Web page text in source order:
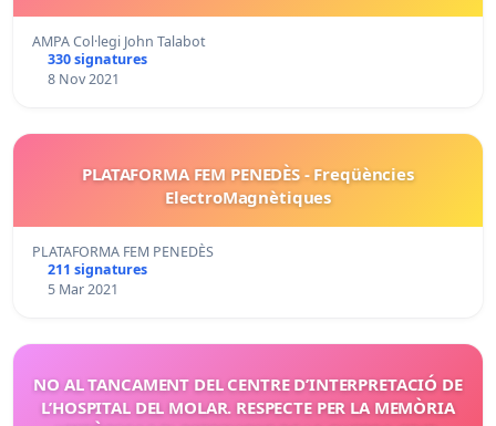
AMPA Col·legi John Talabot
330 signatures
8 Nov 2021
PLATAFORMA FEM PENEDÈS - Freqüències
ElectroMagnètiques
PLATAFORMA FEM PENEDÈS
211 signatures
5 Mar 2021
NO AL TANCAMENT DEL CENTRE D’INTERPRETACIÓ DE
L’HOSPITAL DEL MOLAR. RESPECTE PER LA MEMÒRIA